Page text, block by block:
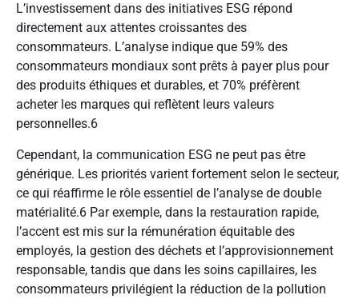
L’investissement dans des initiatives ESG répond
directement aux attentes croissantes des
consommateurs. L’analyse indique que 59% des
consommateurs mondiaux sont prêts à payer plus pour
des produits éthiques et durables, et 70% préfèrent
acheter les marques qui reflètent leurs valeurs
personnelles.6
Cependant, la communication ESG ne peut pas être
générique. Les priorités varient fortement selon le secteur,
ce qui réaffirme le rôle essentiel de l’analyse de double
matérialité.6 Par exemple, dans la restauration rapide,
l’accent est mis sur la rémunération équitable des
employés, la gestion des déchets et l’approvisionnement
responsable, tandis que dans les soins capillaires, les
consommateurs privilégient la réduction de la pollution